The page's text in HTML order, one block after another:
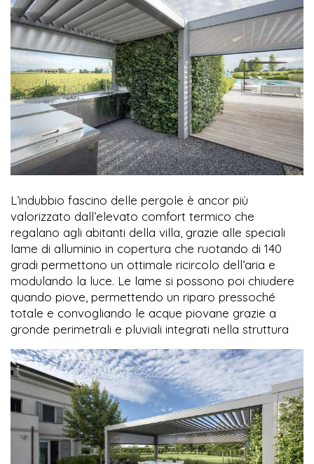
L’indubbio fascino delle pergole è ancor più
valorizzato dall’elevato comfort termico che
regalano agli abitanti della villa, grazie alle speciali
lame di alluminio in copertura che ruotando di 140
gradi permettono un ottimale ricircolo dell’aria e
modulando la luce. Le lame si possono poi chiudere
quando piove, permettendo un riparo pressoché
totale e convogliando le acque piovane grazie a
gronde perimetrali e pluviali integrati nella struttura